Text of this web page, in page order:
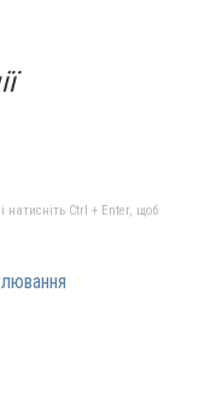
натисніть Ctrl + Enter, щоб